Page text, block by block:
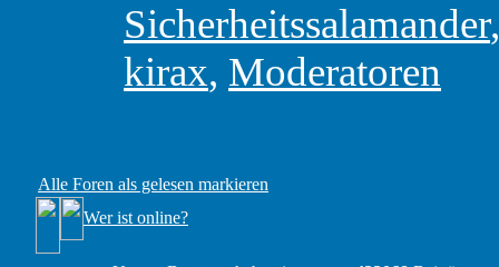
Sicherheitssalamander
kirax, Moderatoren
Alle Foren als gelesen markieren
Wer ist online?